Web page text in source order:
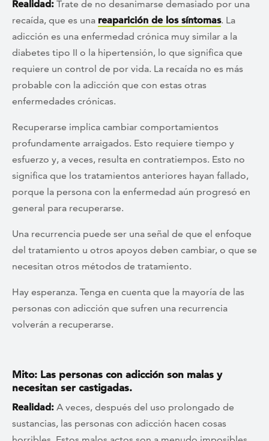
Realidad: Trate de no desanimarse demasiado por una
recaída, que es una reaparición de los síntomas. La
adicción es una enfermedad crónica muy similar a la
diabetes tipo II o la hipertensión, lo que significa que
requiere un control de por vida. La recaída no es más
probable con la adicción que con estas otras
enfermedades crónicas.
Recuperarse implica cambiar comportamientos
profundamente arraigados. Esto requiere tiempo y
esfuerzo y, a veces, resulta en contratiempos. Esto no
significa que los tratamientos anteriores hayan fallado,
porque la persona con la enfermedad aún progresó en
general para recuperarse.
Una recurrencia puede ser una señal de que el enfoque
del tratamiento u otros apoyos deben cambiar, o que se
necesitan otros métodos de tratamiento.
Hay esperanza. Tenga en cuenta que la mayoría de las
personas con adicción que sufren una recurrencia
volverán a recuperarse.
Mito: Las personas con adicción son malas y
necesitan ser castigadas.
Realidad: A veces, después del uso prolongado de
sustancias, las personas con adicción hacen cosas